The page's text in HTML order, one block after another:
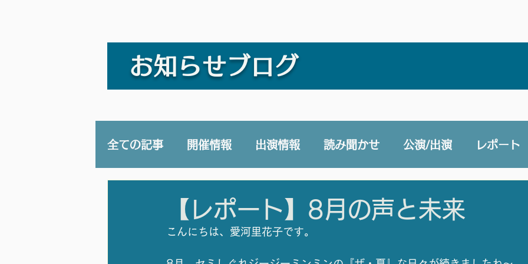
お知らせブログ
全ての記事 開催情報 出演情報 読み聞かせ 公演/出演 レポート
【レポート】8月の声と未来
こんにちは、愛河里花子です。